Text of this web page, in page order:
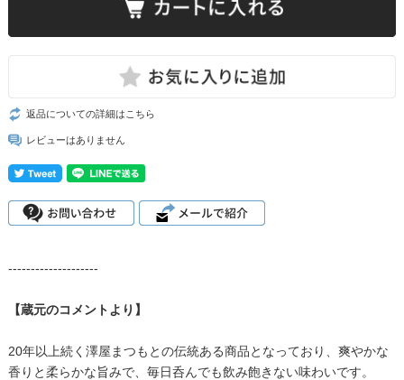
返品についての詳細はこちら
レビューはありません
--------------------
【蔵元のコメントより】
20年以上続く澤屋まつもとの伝統ある商品となっており、爽やかな
香りと柔らかな旨みで、毎日呑んでも飲み飽きない味わいです。